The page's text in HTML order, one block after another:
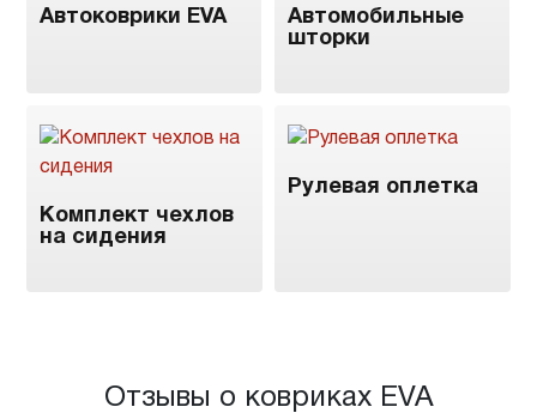
Автоковрики EVA
Автомобильные
шторки
Комплект чехлов
на сидения
Рулевая оплетка
Отзывы о ковриках EVA